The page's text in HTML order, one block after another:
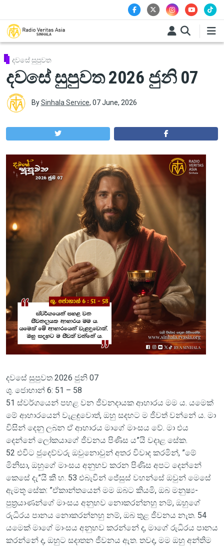
දවසේ සුපුවත
දවසේ සුපුවත 2026 ජුනි 07
BySinhala Service, 07 June, 2026
දවසේ සුපුවත 2026 ජුනි 07
ශු. ජොහාන් 6: 51 – 58
51 ස්වර්ගයෙන් පහළ වන ජීවනදායක ආහාරය මම ය. යමෙක්
මේ ආහාරයෙන් වැළඳුවොත්, ඔහු සදහට ම ජීවත් වන්නේ ය. මා
විසින් දෙනු ලබන ඒ ආහාරය මාගේ මාංසය වේ. මා එය
දෙන්නේ ලෝකයාගේ ජීවනය පිණිස ය”යි වදාළ සේක.
52 එවිට ජුදෙව්වරු ඔවුනොවුන් අතර විවාද කරමින්, ”මේ
මිනිසා, ඔහුගේ මාංසය අනුභව කරන පිණිස අපට දෙන්නේ
කෙසේ දැ”යි කී හ. 53 එබැවින් ජේසුස් වහන්සේ ඔවුන් මෙසේ
ඇමතූ සේක: ”ඒකාන්තයෙන් මම ඔබට කියමි, ඔබ මනුෂ්‍ය-
පුත්‍රයාණන්ගේ මාංසය අනුභව නොකරන්නහු නම්, ඔහුගේ
රුධිරය පානය නොකරන්නහු නම්, ඔබ තුළ ජීවනය නැත. 54
යමෙක් මාගේ මාංසය අනුභව කරන්නේ ද, මාගේ රුධිරය පානය
කරන්නේ ද, ඔහුට සදාතන ජීවනය ඇත. තවද, මම ඔහු අන්තිම